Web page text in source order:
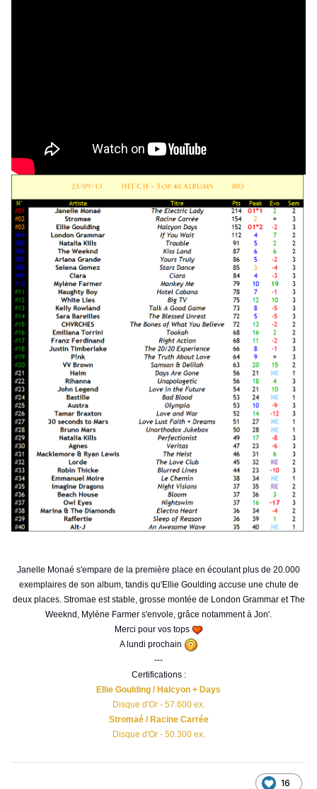
Janelle Monaé s'empare de la première place en écoulant plus de 20.000
exemplaires de son album, tandis qu'Ellie Goulding accuse une chute de
deux places. Stromae est stable, grosse montée de London Grammar et The
Weeknd, Mylène Farmer s'envole, grâce notamment à Jon'.
Merci pour vos tops
A lundi prochain
---
Certifications :
Ellie Goulding / Halcyon + Days
Disque d'Or - 57.600 ex.
Stromaé / Racine Carrée
Disque d'Or - 50.300 ex.
16